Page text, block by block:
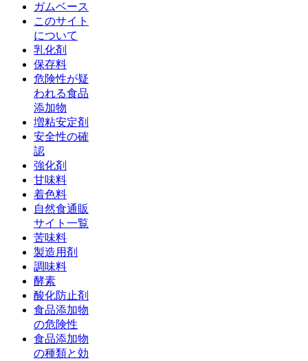
ガムベース
このサイト
について
乳化剤
保存料
危険性が疑
われる食品
添加物
増粘安定剤
安全性の確
認
強化剤
甘味料
着色料
自然食通販
サイト一覧
苦味料
製造用剤
調味料
酵素
酸化防止剤
食品添加物
の危険性
食品添加物
の種類と効